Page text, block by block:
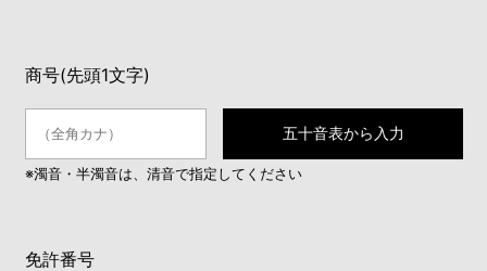
商号(先頭1文字)
五十音表から入力
※濁音・半濁音は、清音で指定してください
免許番号